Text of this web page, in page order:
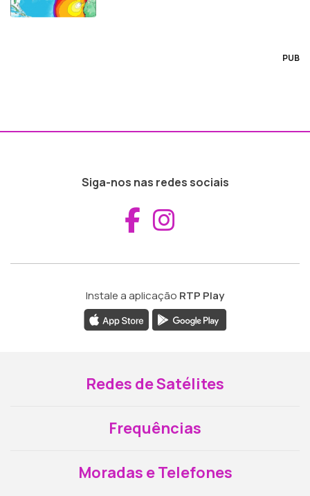
PUB
Siga-nos nas redes sociais
Aceder ao
Instale a aplicação RTP Play
Redes de Satélites
Frequências
Moradas e Telefones